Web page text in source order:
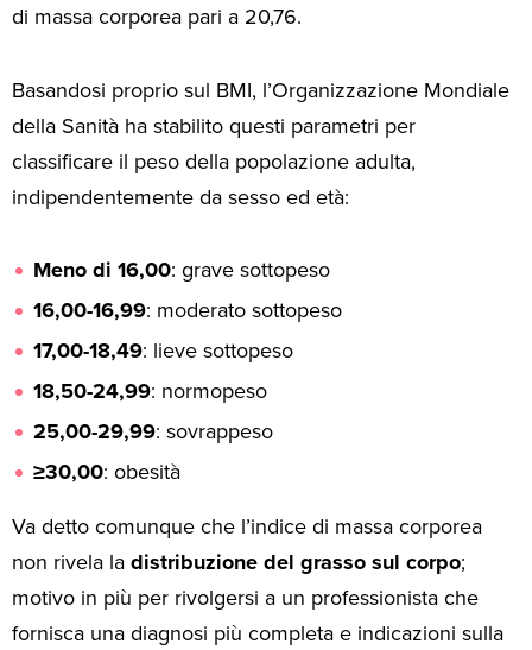
di massa corporea pari a 20,76.
Basandosi proprio sul BMI, l’Organizzazione Mondiale
della Sanità ha stabilito questi parametri per
classificare il peso della popolazione adulta,
indipendentemente da sesso ed età:
Meno di 16,00: grave sottopeso
16,00-16,99: moderato sottopeso
17,00-18,49: lieve sottopeso
18,50-24,99: normopeso
25,00-29,99: sovrappeso
≥30,00: obesità
Va detto comunque che l’indice di massa corporea
non rivela ladistribuzione del grasso sul corpo;
motivo in più per rivolgersi a un professionista che
fornisca una diagnosi più completa e indicazioni sulla